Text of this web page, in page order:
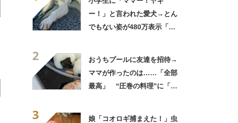
ー！」と言われた愛犬→とん
でもない姿が480万表示「ど
2
おうちプールに友達を招待→
ママが作ったのは……「全部
最高」 “圧巻の料理”に「う
3
娘「コオロギ捕まえた！」虫